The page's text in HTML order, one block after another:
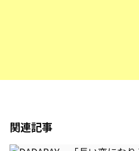
関連記事